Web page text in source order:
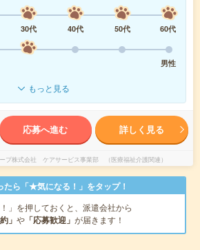
30代 40代 50代
60代
男性
もっと見る
応募へ進む 詳しく見る
プ株式会社 ケアサービス事業部 （医療福祉介護関連）
たら「★気になる！」をタップ！
！」を押しておくと、派遣会社から
」 や 「応募歓迎」 が届きます！